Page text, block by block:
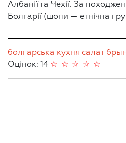
Албанії та Чехії. За
Болгарії (шопи — етнічна
болгарська кухня салат
Оцінок: 14
☆
☆
☆
☆
☆